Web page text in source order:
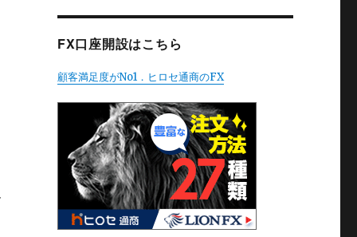
FX口座開設はこちら
顧客満足度がNo1．ヒロセ通商のFX